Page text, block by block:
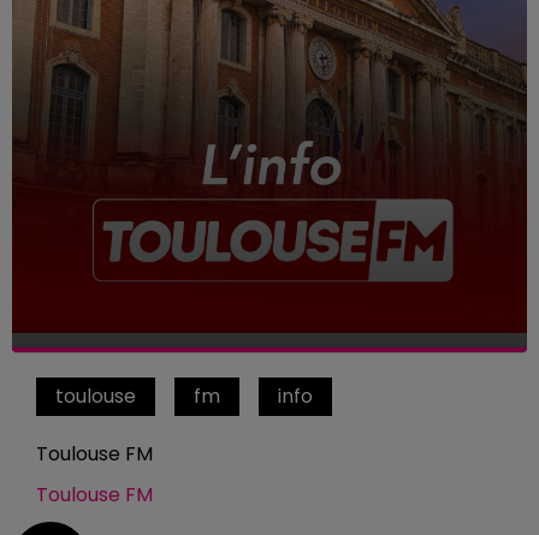
toulouse fm info
Toulouse FM
Toulouse FM